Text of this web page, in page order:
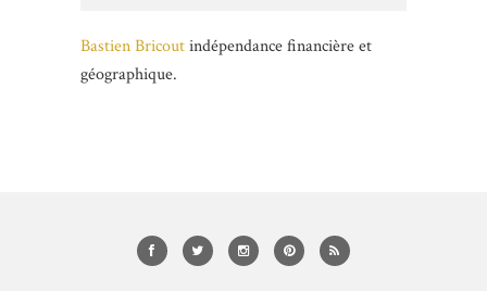
Bastien Bricoutindépendance financière et
géographique.